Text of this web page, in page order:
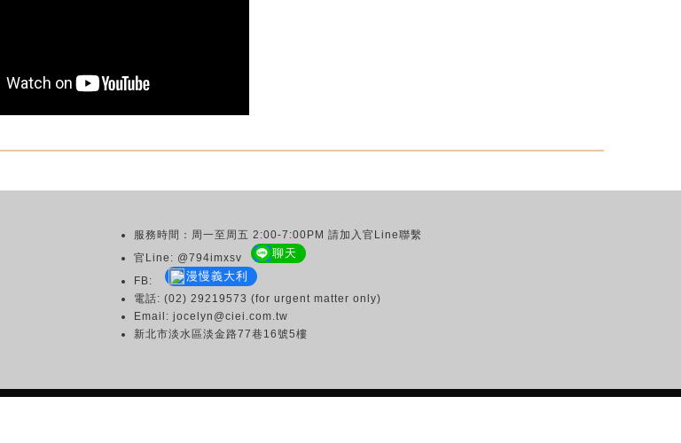
服務時間：周一至周五 2:00-7:00PM 請加入官Line聯繫
官Line: @794imxsv
聊天
FB: 漫慢義大利
電話: (02) 29219573 (for urgent matter only)
Email: jocelyn@ciei.com.tw
新北市淡水區淡金路77巷16號5樓